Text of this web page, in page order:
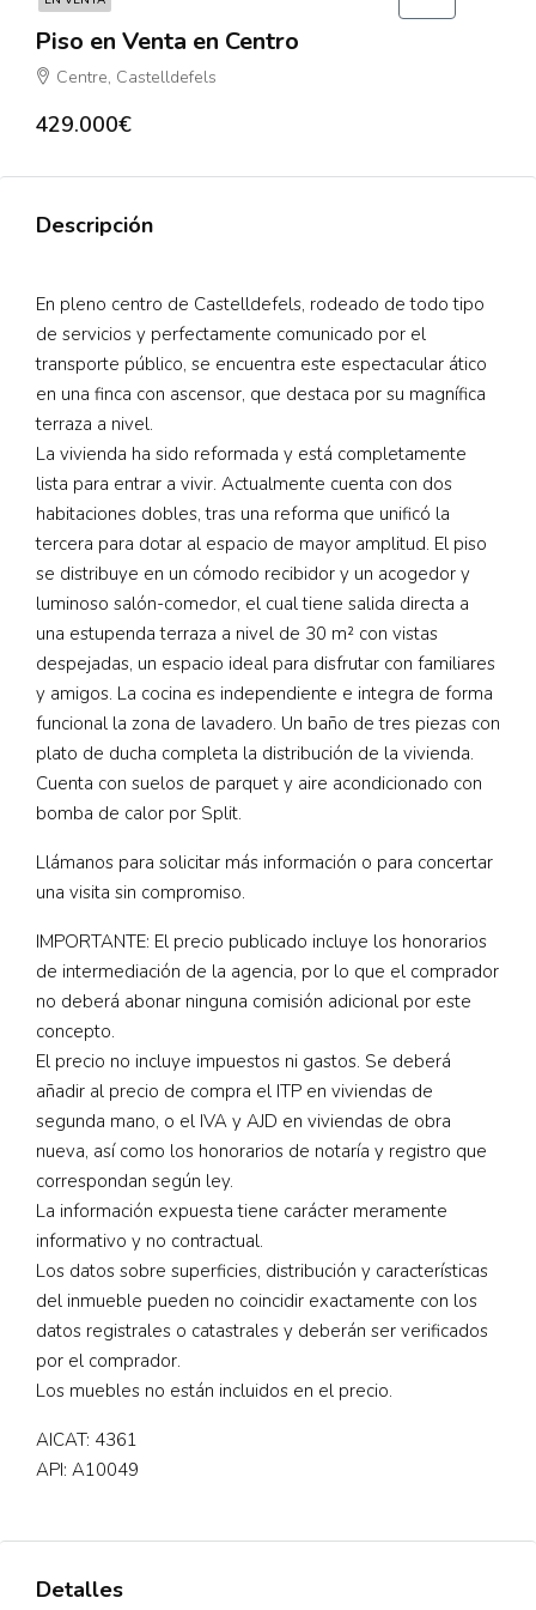
Piso en Venta en Centro
Centre, Castelldefels
429.000€
Descripción
En pleno centro de Castelldefels, rodeado de todo tipo
de servicios y perfectamente comunicado por el
transporte público, se encuentra este espectacular ático
en una finca con ascensor, que destaca por su magnífica
terraza a nivel.
La vivienda ha sido reformada y está completamente
lista para entrar a vivir. Actualmente cuenta con dos
habitaciones dobles, tras una reforma que unificó la
tercera para dotar al espacio de mayor amplitud. El piso
se distribuye en un cómodo recibidor y un acogedor y
luminoso salón-comedor, el cual tiene salida directa a
una estupenda terraza a nivel de 30 m² con vistas
despejadas, un espacio ideal para disfrutar con familiares
y amigos. La cocina es independiente e integra de forma
funcional la zona de lavadero. Un baño de tres piezas con
plato de ducha completa la distribución de la vivienda.
Cuenta con suelos de parquet y aire acondicionado con
bomba de calor por Split.
Llámanos para solicitar más información o para concertar
una visita sin compromiso.
IMPORTANTE: El precio publicado incluye los honorarios
de intermediación de la agencia, por lo que el comprador
no deberá abonar ninguna comisión adicional por este
concepto.
El precio no incluye impuestos ni gastos. Se deberá
añadir al precio de compra el ITP en viviendas de
segunda mano, o el IVA y AJD en viviendas de obra
nueva, así como los honorarios de notaría y registro que
correspondan según ley.
La información expuesta tiene carácter meramente
informativo y no contractual.
Los datos sobre superficies, distribución y características
del inmueble pueden no coincidir exactamente con los
datos registrales o catastrales y deberán ser verificados
por el comprador.
Los muebles no están incluidos en el precio.
AICAT: 4361
API: A10049
Detalles